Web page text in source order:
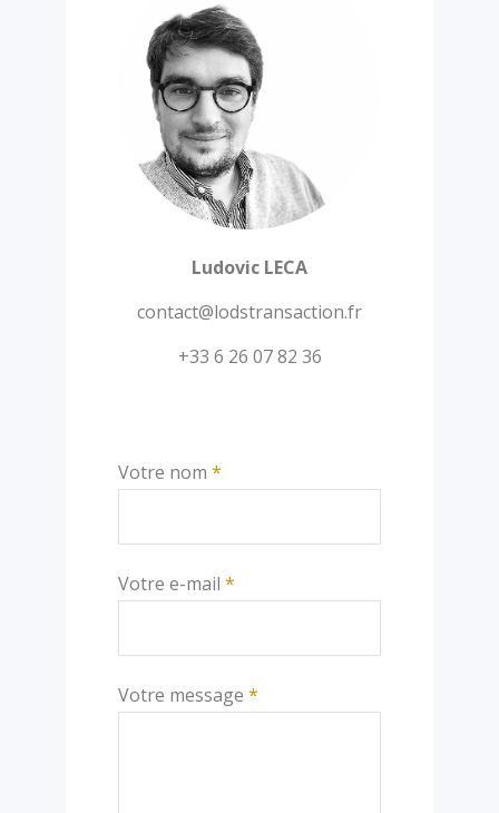
Ludovic LECA
contact@lodstransaction.fr
+33 6 26 07 82 36
Votre nom *
Votre e-mail *
Votre message *